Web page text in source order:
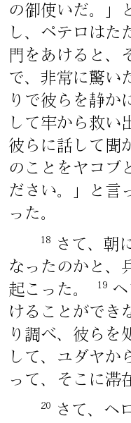
の御使いだ。」
し、ペテロはた
門をあけると、
で、非常に驚い
りで彼らを静か
して牢から救い
彼らに話して聞
のことをヤコブ
ださい。」と言
った。
18
さて、朝
なったのかと、
起こった。
19
けることができ
り調べ、彼らを
して、ユダヤか
って、そこに滞
20
さて、ヘ